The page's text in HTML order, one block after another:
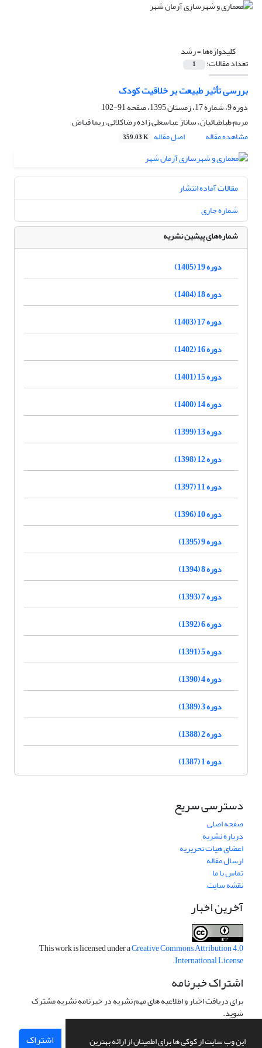
این وب سایت از کوکی ها برای اطمینان از ارائه بهترین
کلیدواژه‌ها =رشد
تعداد مقالات: 1
بررسی تأثیر طبیعت بر خلاقیت کودک
دوره 9، شماره 17، زمستان 1395، صفحه
91-102
مریم طباطبائیان، ساناز عباسعلی زاده رضاکلائی، ریما فیاض
مشاهده مقاله
اصل مقاله 359.03 K
مقالات آماده انتشار
شماره جاری
شماره‌های پیشین نشریه
دوره 19 (1405)
دوره 18 (1404)
دوره 17 (1403)
دوره 16 (1402)
دوره 15 (1401)
دوره 14 (1400)
دوره 13 (1399)
دوره 12 (1398)
دوره 11 (1397)
دوره 10 (1396)
دوره 9 (1395)
دوره 8 (1394)
دوره 7 (1393)
دوره 6 (1392)
دوره 5 (1391)
دوره 4 (1390)
دوره 3 (1389)
دوره 2 (1388)
دوره 1 (1387)
دسترسی سریع
صفحه اصلی
درباره نشریه
اعضای هیات تحریریه
ارسال مقاله
تماس با ما
نقشه سایت
آخرین اخبار
This work is licensed under aCreative Commons Attribution 4.0
International License
.
اشتراک خبرنامه
برای دریافت اخبار و اطلاعیه های مهم نشریه در خبرنامه نشریه مشترک
شوید.
اشتراک